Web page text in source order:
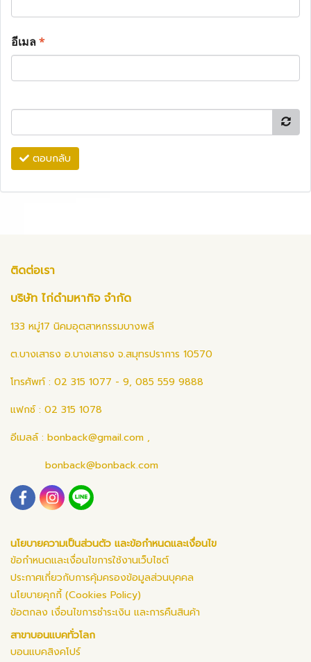
อีเมล*
ตอบกลับ
ติดต่อเรา
บริษัท ไก่ดำมหากิจ จำกัด
133 หมู่17 นิคมอุตสาหกรรมบางพลี
ต.บางเสาธง อ.บางเสาธง จ.สมุทรปราการ 10570
โทรศัพท์ : 02 315 1077 - 9, 085 559 9888
แฟกซ์ : 02 315 1078
อีเมลล์ : bonback@gmail.com ,
bonback@bonback.com
นโยบายความเป็นส่วนตัว และข้อกำหนดและเงื่อนไข
ข้อกำหนดและเงื่อนไขการใช้งานเว็บไซต์
ประกาศเกี่ยวกับการคุ้มครองข้อมูลส่วนบุคคล
นโยบายคุกกี้ (Cookies Policy)
ข้อตกลง เงื่อนไขการชำระเงิน และการคืนสินค้า
สาขาบอนแบคทั่วโลก
บอนแบคสิงคโปร์